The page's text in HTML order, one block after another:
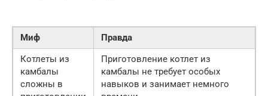
Миф
Правда
Котлеты из
камбалы
сложны в
Приготовление котлет из
камбалы не требует особых
навыков и занимает немного